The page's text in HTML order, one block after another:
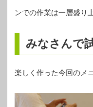
ンでの作業は一層盛り
みなさんで
楽しく作った今回のメ